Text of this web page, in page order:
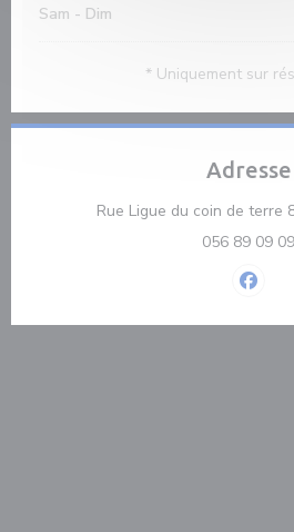
Sam - Dim
* Uniquement sur
Adresse
Rue Ligue du coin de terre
056 89 09 09